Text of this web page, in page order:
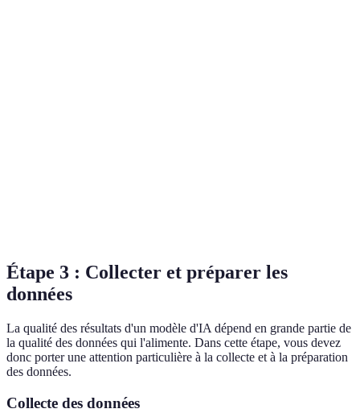
Étape 3 : Collecter et préparer les
données
La qualité des résultats d'un modèle d'IA dépend en grande partie de
la qualité des données qui l'alimente. Dans cette étape, vous devez
donc porter une attention particulière à la collecte et à la préparation
des données.
Collecte des données